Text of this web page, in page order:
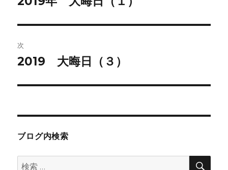
ビ
ゲ
ー
投
稿:
次
次
投
2019 大晦日（３）
ブログ内検索
検
検